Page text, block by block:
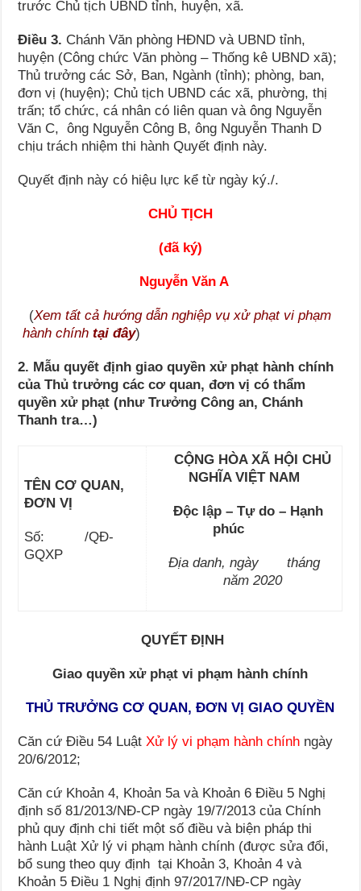
trước Chủ tịch UBND tỉnh, huyện, xã.
Điều 3. Chánh Văn phòng HĐND và UBND tỉnh,
huyện (Công chức Văn phòng – Thống kê UBND xã);
Thủ trưởng các Sở, Ban, Ngành (tỉnh); phòng, ban,
đơn vị (huyện); Chủ tịch UBND các xã, phường, thị
trấn; tổ chức, cá nhân có liên quan và ông Nguyễn
Văn C, ông Nguyễn Công B, ông Nguyễn Thanh D
chịu trách nhiệm thi hành Quyết định này.
Quyết định này có hiệu lực kể từ ngày ký./.
CHỦ TỊCH
(đã ký)
Nguyễn Văn A
(Xem tất cả hướng dẫn nghiệp vụ xử phạt vi phạm
hành chínhtại đây)
2. Mẫu quyết định giao quyền xử phạt hành chính
của Thủ trưởng các cơ quan, đơn vị có thẩm
quyền xử phạt (như Trưởng Công an, Chánh
Thanh tra…)
TÊN CƠ QUAN,
ĐƠN VỊ
Số: /QĐ-
GQXP
CỘNG HÒA XÃ HỘI CHỦ
NGHĨA VIỆT NAM
Độc lập – Tự do – Hạnh
phúc
Địa danh, ngày tháng
năm 2020
QUYẾT ĐỊNH
Giao quyền xử phạt vi phạm hành chính
THỦ TRƯỞNG CƠ QUAN, ĐƠN VỊ GIAO QUYỀN
Căn cứ Điều 54 LuậtXử lý vi phạm hành chính ngày
20/6/2012;
Căn cứ Khoản 4, Khoản 5a và Khoản 6 Điều 5 Nghị
định số 81/2013/NĐ-CP ngày 19/7/2013 của Chính
phủ quy định chi tiết một số điều và biện pháp thi
hành Luật Xử lý vi phạm hành chính (được sửa đổi,
bổ sung theo quy định tại Khoản 3, Khoản 4 và
Khoản 5 Điều 1 Nghị định 97/2017/NĐ-CP ngày